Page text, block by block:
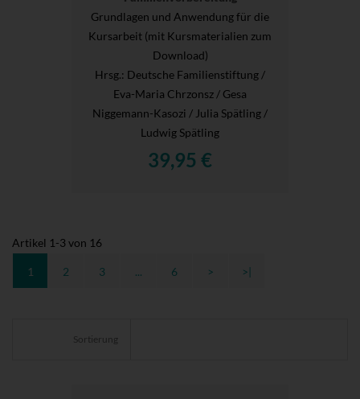
Grundlagen und Anwendung für die
Kursarbeit (mit Kursmaterialien zum
Download)
Hrsg.: Deutsche Familienstiftung /
Eva-Maria Chrzonsz / Gesa
Niggemann-Kasozi / Julia Spätling /
Ludwig Spätling
39,95 €
Artikel 1 -3 von 16
1 2 3 ... 6 > >|
Sortierung